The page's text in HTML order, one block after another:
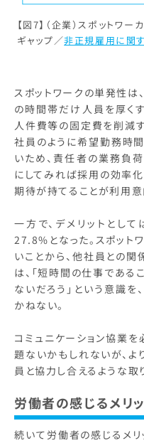
【図7】（企業）スポットワ
ギャップ／非正規雇用に関
スポットワークの単発性は
の時間帯だけ人員を厚く
人件費等の固定費を削減す
社員のように希望勤務時
いため、責任者の業務負
にしてみれば採用の効率
期待が持てることが利用意
一方で、デメリットとして
27.8%となった。スポット
いことから、他社員との関
は、「短時間の仕事である
ないだろう」という意識を
かねない。
コミュニケーション協業
題ないかもしれないが、よ
員と協力し合えるような取
労働者の感じるメリッ
続いて労働者の感じるメリ